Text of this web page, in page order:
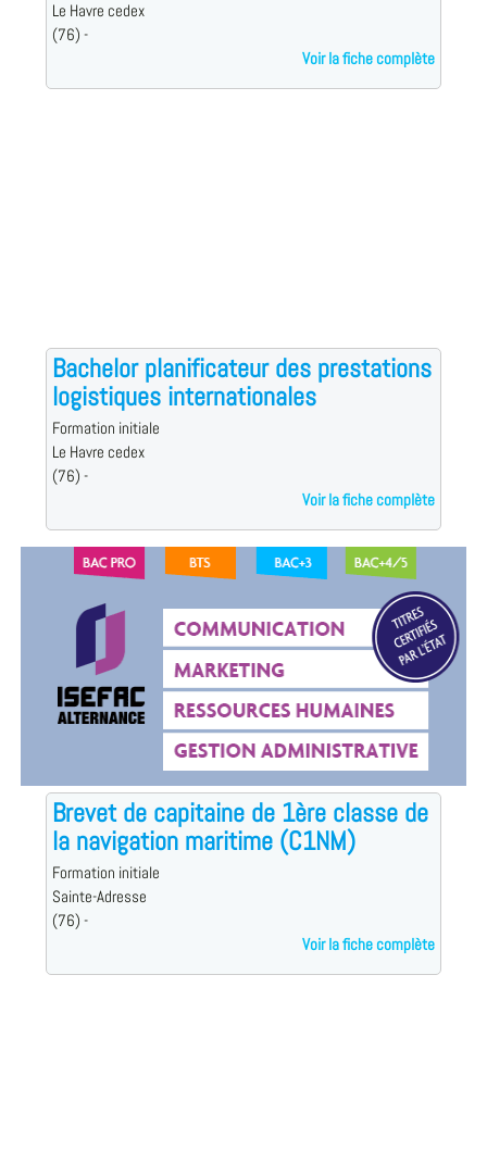
Le Havre cedex
(76) -
Voir la fiche complète
Bachelor planificateur des prestations
logistiques internationales
Formation initiale
Le Havre cedex
(76) -
Voir la fiche complète
Brevet de capitaine de 1ère classe de
la navigation maritime (C1NM)
Formation initiale
Sainte-Adresse
(76) -
Voir la fiche complète